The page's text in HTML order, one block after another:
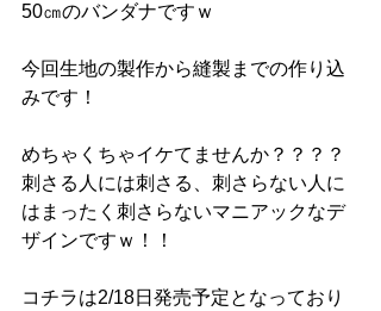
50㎝のバンダナですｗ
今回生地の製作から縫製までの作り込
みです！
めちゃくちゃイケてませんか？？？？
刺さる人には刺さる、刺さらない人に
はまったく刺さらないマニアックなデ
ザインですｗ！！
コチラは2/18日発売予定となっており